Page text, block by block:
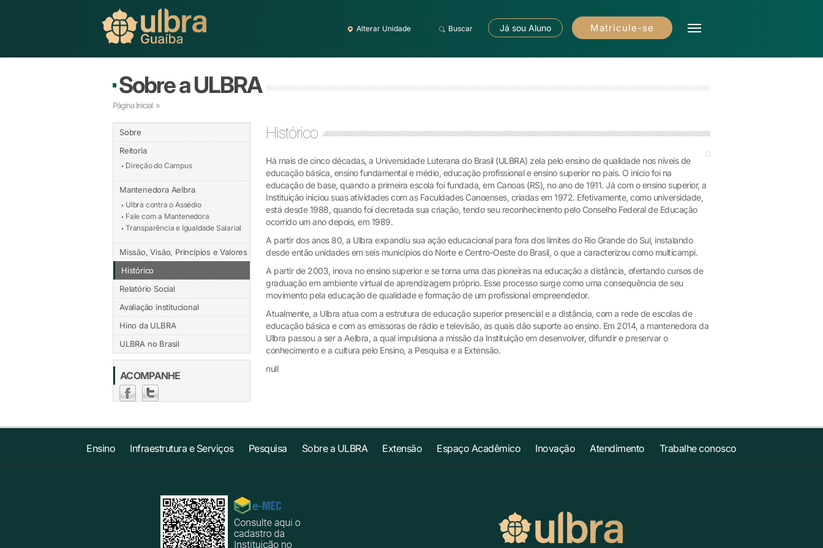
Alterar Unidade Buscar Já sou Aluno Matricule-se
Sobre a ULBRA
Página Inicial »
Sobre
Reitoria
Direção do Campus
Mantenedora Aelbra
Ulbra contra o Assédio
Fale com a Mantenedora
Transparência e Igualdade Salarial
Missão, Visão, Princípios e Valores
Histórico
Relatório Social
Avaliação institucional
Hino da ULBRA
ULBRA no Brasil
ACOMPANHE
Histórico
Há mais de cinco décadas, a Universidade Luterana do Brasil (ULBRA) zela pelo ensino de qualidade nos níveis de
educação básica, ensino fundamental e médio, educação profissional e ensino superior no país. O início foi na
educação de base, quando a primeira escola foi fundada, em Canoas (RS), no ano de 1911. Já com o ensino superior, a
Instituição iniciou suas atividades com as Faculdades Canoenses, criadas em 1972. Efetivamente, como universidade,
está desde 1988, quando foi decretada sua criação, tendo seu reconhecimento pelo Conselho Federal de Educação
ocorrido um ano depois, em 1989.
A partir dos anos 80, a Ulbra expandiu sua ação educacional para fora dos limites do Rio Grande do Sul, instalando
desde então unidades em seis municípios do Norte e Centro-Oeste do Brasil, o que a caracterizou como multicampi.
A partir de 2003, inova no ensino superior e se torna uma das pioneiras na educação a distância, ofertando cursos de
graduação em ambiente virtual de aprendizagem próprio. Esse processo surge como uma consequência de seu
movimento pela educação de qualidade e formação de um profissional empreendedor.
Atualmente, a Ulbra atua com a estrutura de educação superior presencial e a distância, com a rede de escolas de
educação básica e com as emissoras de rádio e televisão, as quais dão suporte ao ensino. Em 2014, a mantenedora da
Ulbra passou a ser a Aelbra, a qual impulsiona a missão da Instituição em desenvolver, difundir e preservar o
conhecimento e a cultura pelo Ensino, a Pesquisa e a Extensão.
null
Ensino Infraestrutura e Serviços Pesquisa Sobre a ULBRA Extensão Espaço Acadêmico Inovação Atendimento Trabalhe conosco